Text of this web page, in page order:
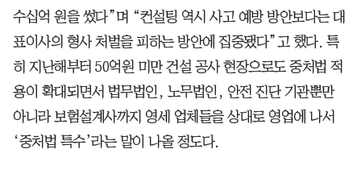
수십억 원을 썼다”며 “컨설팅 역시 사고 예방 방안보다는 대
표이사의 형사 처벌을 피하는 방안에 집중됐다”고 했다. 특
히 지난해부터 50억원 미만 건설 공사 현장으로도 중처법 적
용이 확대되면서 법무법인, 노무법인, 안전 진단 기관뿐만
아니라 보험설계사까지 영세 업체들을 상대로 영업에 나서
‘중처법 특수’라는 말이 나올 정도다.